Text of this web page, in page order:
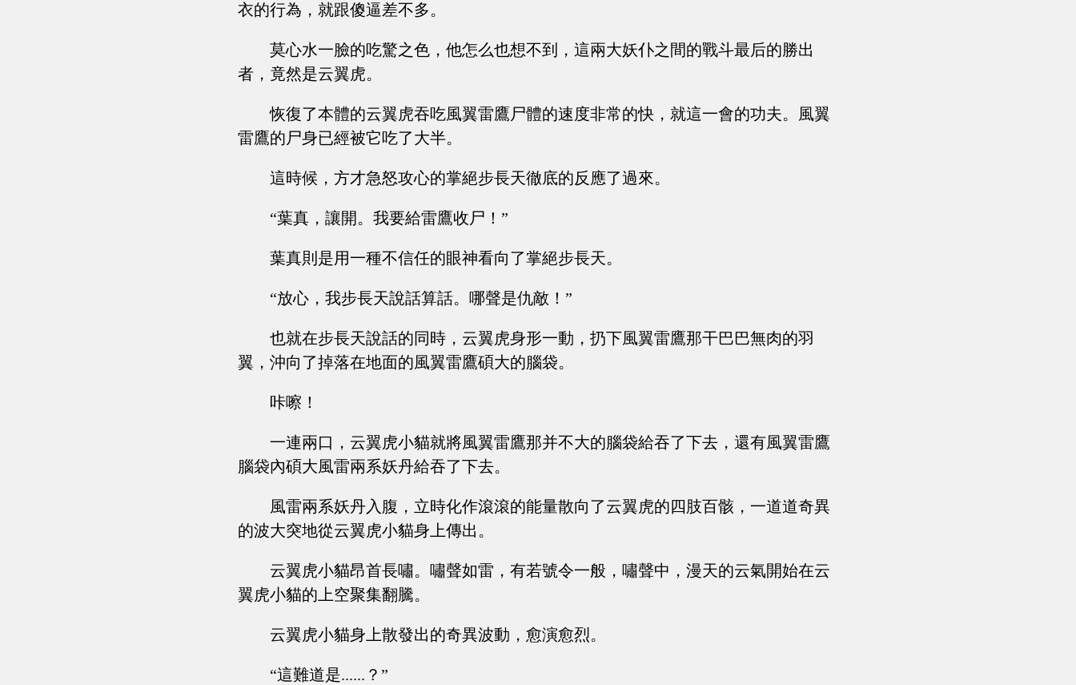
衣的行為，就跟傻逼差不多。
莫心水一臉的吃驚之色，他怎么也想不到，這兩大妖仆之間的戰斗最后的勝出
者，竟然是云翼虎。
恢復了本體的云翼虎吞吃風翼雷鷹尸體的速度非常的快，就這一會的功夫。風翼
雷鷹的尸身已經被它吃了大半。
這時候，方才急怒攻心的掌絕步長天徹底的反應了過來。
“葉真，讓開。我要給雷鷹收尸！”
葉真則是用一種不信任的眼神看向了掌絕步長天。
“放心，我步長天說話算話。哪聲是仇敵！”
也就在步長天說話的同時，云翼虎身形一動，扔下風翼雷鷹那干巴巴無肉的羽
翼，沖向了掉落在地面的風翼雷鷹碩大的腦袋。
咔嚓！
一連兩口，云翼虎小貓就將風翼雷鷹那并不大的腦袋給吞了下去，還有風翼雷鷹
腦袋內碩大風雷兩系妖丹給吞了下去。
風雷兩系妖丹入腹，立時化作滾滾的能量散向了云翼虎的四肢百骸，一道道奇異
的波大突地從云翼虎小貓身上傳出。
云翼虎小貓昂首長嘯。嘯聲如雷，有若號令一般，嘯聲中，漫天的云氣開始在云
翼虎小貓的上空聚集翻騰。
云翼虎小貓身上散發出的奇異波動，愈演愈烈。
“這難道是......？”